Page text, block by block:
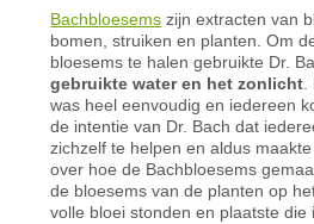
Bachbloesems zijn extracten van
bomen, struiken en planten. Om
bloesems te halen gebruikte Dr.
gebruikte water en het zonlicht
was heel eenvoudig en iedereen
de intentie van Dr. Bach dat
zichzelf te helpen en aldus
over hoe de Bachbloesems
de bloesems van de planten op
volle bloei stonden en plaatste die